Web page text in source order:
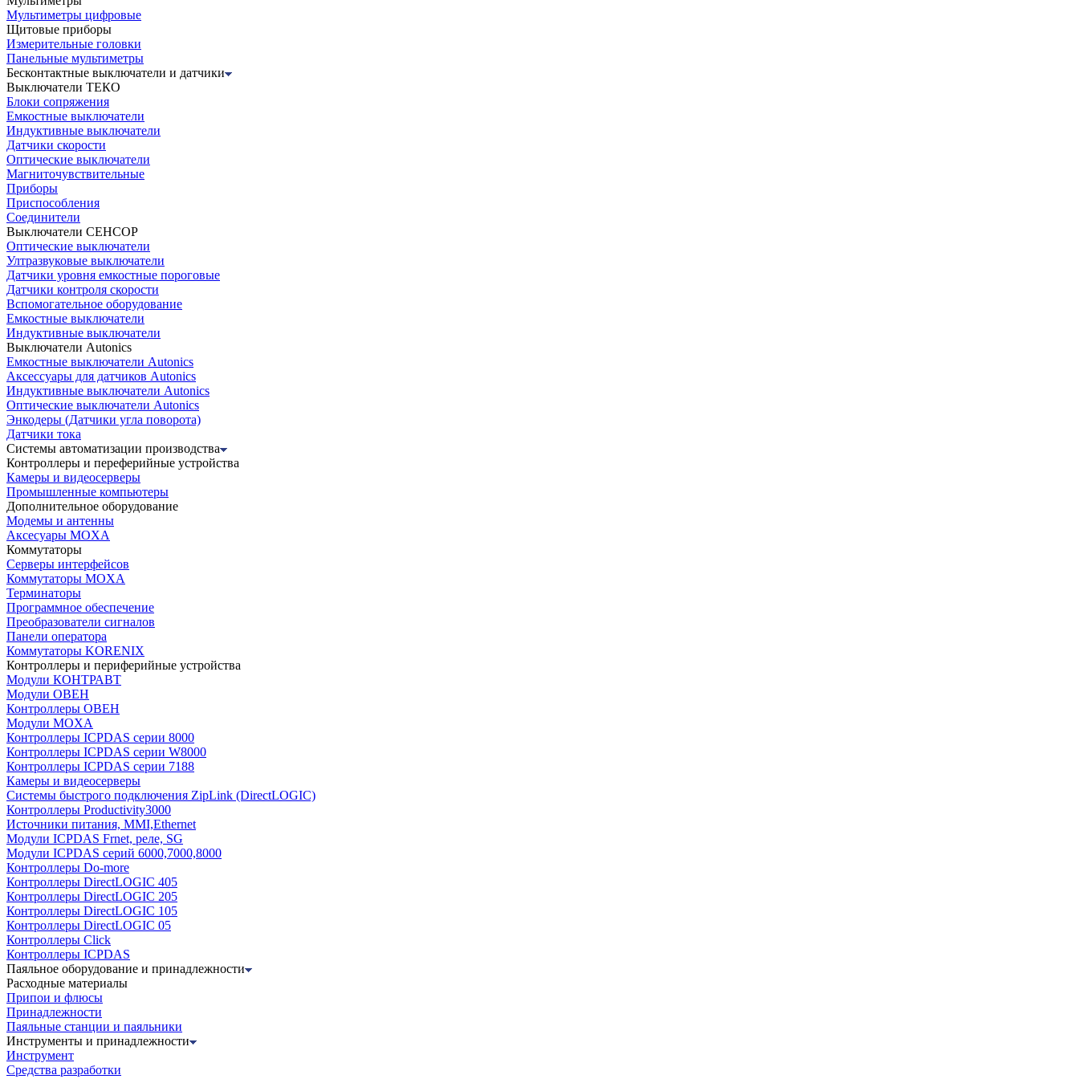
Мультиметры цифровые
Щитовые приборы
Измерительные головки
Панельные мультиметры
Бесконтактные выключатели и датчики
Выключатели ТЕКО
Блоки сопряжения
Емкостные выключатели
Индуктивные выключатели
Датчики скорости
Оптические выключатели
Магниточувствительные
Приборы
Приспособления
Соединители
Выключатели СЕНСОР
Оптические выключатели
Ултразвуковые выключатели
Датчики уровня емкостные пороговые
Датчики контроля скорости
Вспомогательное оборудование
Емкостные выключатели
Индуктивные выключатели
Выключатели Autonics
Емкостные выключатели Autonics
Аксессуары для датчиков Autonics
Индуктивные выключатели Autonics
Оптические выключатели Autonics
Энкодеры (Датчики угла поворота)
Датчики тока
Системы автоматизации производства
Контроллеры и переферийные устройства
Камеры и видеосерверы
Промышленные компьютеры
Дополнительное оборудование
Модемы и антенны
Аксесуары MOXA
Коммутаторы
Серверы интерфейсов
Коммутаторы MOXA
Терминаторы
Программное обеспечение
Преобразователи сигналов
Панели оператора
Коммутаторы KORENIX
Контроллеры и периферийные устройства
Модули КОНТРАВТ
Модули ОВЕН
Контроллеры ОВЕН
Модули MOXA
Контроллеры ICPDAS серии 8000
Контроллеры ICPDAS серии W8000
Контроллеры ICPDAS серии 7188
Камеры и видеосерверы
Системы быстрого подключения ZipLink (DirectLOGIC)
Контроллеры Productivity3000
Источники питания, MMI,Ethernet
Модули ICPDAS Frnet, реле, SG
Модули ICPDAS серий 6000,7000,8000
Контроллеры Do-more
Контроллеры DirectLOGIC 405
Контроллеры DirectLOGIC 205
Контроллеры DirectLOGIC 105
Контроллеры DirectLOGIC 05
Контроллеры Click
Контроллеры ICPDAS
Паяльное оборудование и принадлежности
Расходные материалы
Припои и флюсы
Принадлежности
Паяльные станции и паяльники
Инструменты и принадлежности
Инструмент
Средства разработки